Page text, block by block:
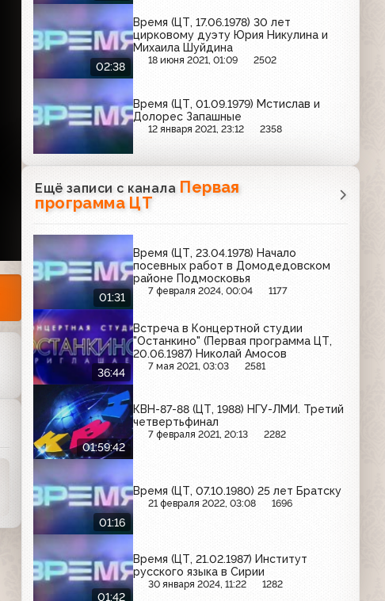
02:38
Время (ЦТ, 17.06.1978) 30 лет
цирковому дуэту Юрия Никулина и
Михаила Шуйдина
18 июня 2021, 01:09 2502
Время (ЦТ, 01.09.1979) Мстислав и
Долорес Запашные
12 января 2021, 23:12 2358
Ещё записи с канала Первая
программа ЦТ
01:31
Время (ЦТ, 23.04.1978) Начало
посевных работ в Домодедовском
районе Подмосковья
7 февраля 2024, 00:04 1177
36:44
Встреча в Концертной студии
"Останкино" (Первая программа ЦТ,
20.06.1987) Николай Амосов
7 мая 2021, 03:03 2581
01:59:42
КВН-87-88 (ЦТ, 1988) НГУ-ЛМИ. Третий
четвертьфинал
7 февраля 2021, 20:13 2282
01:16
Время (ЦТ, 07.10.1980) 25 лет Братску
21 февраля 2022, 03:08 1696
01:42
Время (ЦТ, 21.02.1987) Институт
русского языка в Сирии
30 января 2024, 11:22 1282